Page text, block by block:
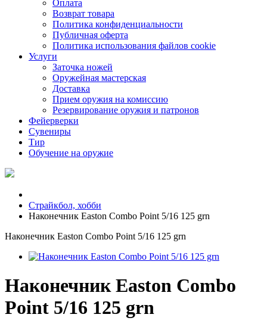
Оплата
Возврат товара
Политика конфиденциальности
Публичная оферта
Политика использования файлов cookie
Услуги
Заточка ножей
Оружейная мастерская
Доставка
Прием оружия на комиссию
Резервирование оружия и патронов
Фейерверки
Сувениры
Тир
Обучение на оружие
Страйкбол, хобби
Наконечник Easton Combo Point 5/16 125 grn
Наконечник Easton Combo Point 5/16 125 grn
Наконечник Easton Combo
Point 5/16 125 grn